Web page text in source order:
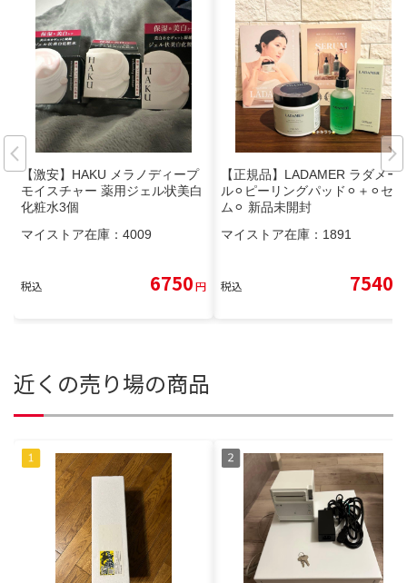
【激安】HAKU メラノディープ
モイスチャー 薬用ジェル状美白
化粧水3個
マイストア在庫： 4009
税込 6750円
【正規品】LADAMER ラダメー
ル⚪︎ピーリングパッド⚪︎＋⚪︎セラ
ム⚪︎ 新品未開封
マイストア在庫： 1891
税込 7540
近くの売り場の商品